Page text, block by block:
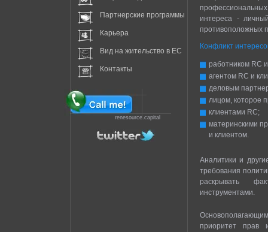
интереса -
противоположных
Конфликт
работником RC
агентом RC и
деловым
лицом, которое
клиентами RC;
материнскими
и клиентом.
Аналитики и
требования
раскрывать
инструментами.
приоритет прав
Партнерские программы
Карьера
Вид на жительство в EC
Контакты
renesource.capital